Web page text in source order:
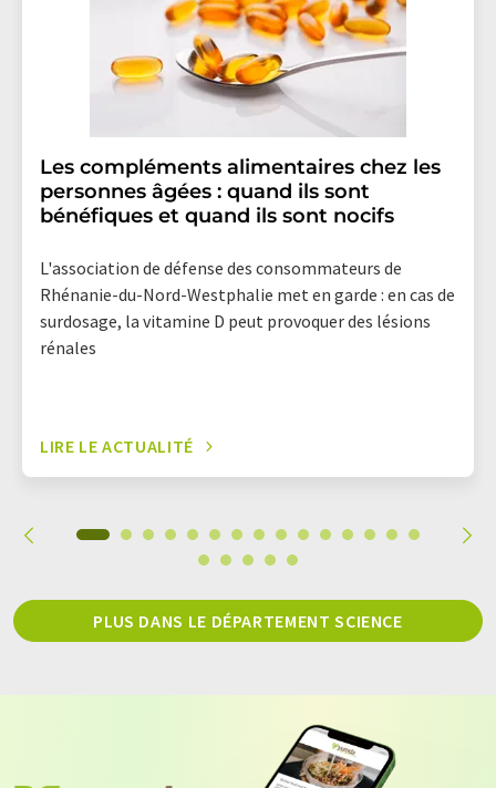
Les compléments alimentaires chez les
personnes âgées : quand ils sont
bénéfiques et quand ils sont nocifs
L'association de défense des consommateurs de
Rhénanie-du-Nord-Westphalie met en garde : en cas de
surdosage, la vitamine D peut provoquer des lésions
rénales
LIRE LE ACTUALITÉ
PLUS DANS LE DÉPARTEMENT SCIENCE